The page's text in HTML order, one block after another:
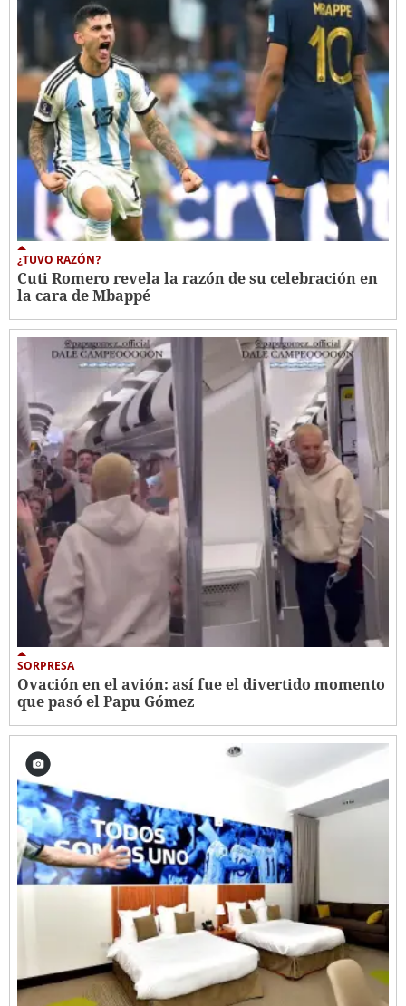
¿TUVO RAZÓN?
Cuti Romero revela la razón de su celebración en
la cara de Mbappé
SORPRESA
Ovación en el avión: así fue el divertido momento
que pasó el Papu Gómez